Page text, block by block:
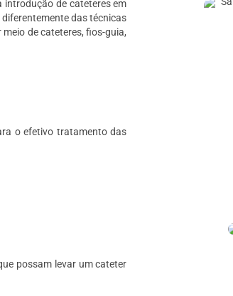
introdução de cateteres em
das técnicas
de cateteres, fios-guia,
o efetivo tratamento das
possam levar um cateter